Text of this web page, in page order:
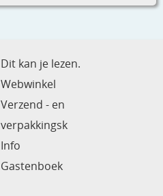
Dit kan je lezen.
Webwinkel
Verzend - en
verpakkingsk
Info
Gastenboek